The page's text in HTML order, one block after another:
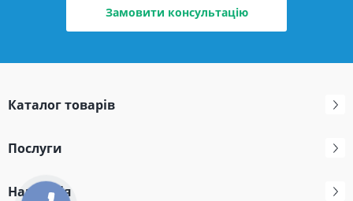
Замовити консультацію
Каталог товарів
Послуги
Навігація